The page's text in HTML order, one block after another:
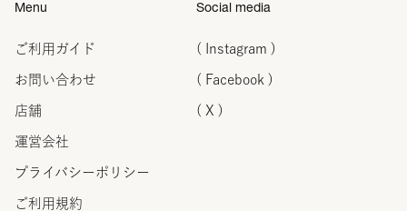
Menu
ご利用ガイド
お問い合わせ
店舗
運営会社
プライバシーポリシー
ご利用規約
Social media
( Instagram )
( Facebook )
( X )